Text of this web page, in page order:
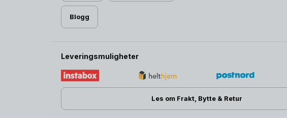
Blogg
Leveringsmuligheter
Les om Frakt, Bytte & Retur